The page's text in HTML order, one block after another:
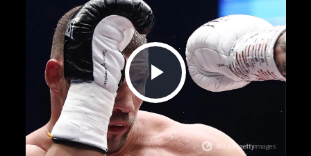
Play Video